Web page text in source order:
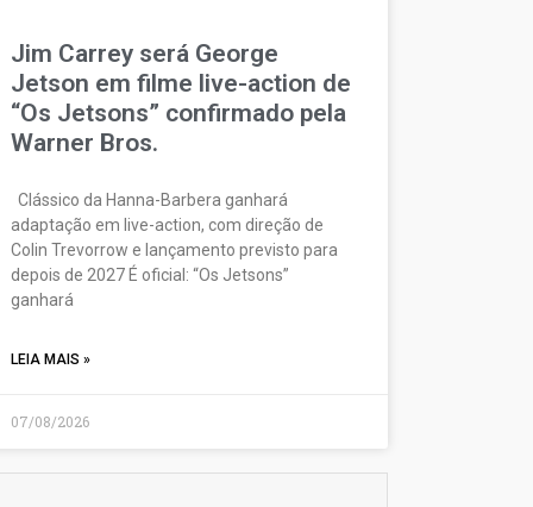
Jim Carrey será George
Jetson em filme live-action de
“Os Jetsons” confirmado pela
Warner Bros.
Clássico da Hanna-Barbera ganhará
adaptação em live-action, com direção de
Colin Trevorrow e lançamento previsto para
depois de 2027 É oficial: “Os Jetsons”
ganhará
LEIA MAIS »
07/08/2026